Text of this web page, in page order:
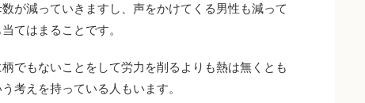
が減っていきますし、声をかけてくる男性も減って
てはまることです。
でもないことをして労力を削るよりも熱は無くとも
考えを持っている人もいます。